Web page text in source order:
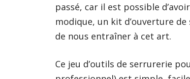
passé, car il est possible
modique, un kit d’ouverture
de nous entraîner à cet art.
Ce jeu d’outils de serrurerie